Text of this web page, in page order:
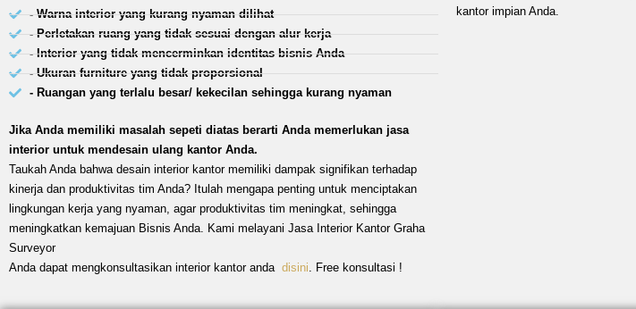
- Warna interior yang kurang nyaman dilihat
- Perletakan ruang yang tidak sesuai dengan alur kerja
- Interior yang tidak mencerminkan identitas bisnis Anda
- Ukuran furniture yang tidak proporsional
- Ruangan yang terlalu besar/ kekecilan sehingga kurang nyaman
Jika Anda memiliki masalah sepeti diatas berarti Anda memerlukan jasa
interior untuk mendesain ulang kantor Anda.
Taukah Anda bahwa desain interior kantor memiliki dampak signifikan terhadap
kinerja dan produktivitas tim Anda? Itulah mengapa penting untuk menciptakan
lingkungan kerja yang nyaman, agar produktivitas tim meningkat, sehingga
meningkatkan kemajuan Bisnis Anda. Kami melayani Jasa Interior Kantor Graha
Surveyor
Anda dapat mengkonsultasikan interior kantor anda disini. Free konsultasi !
kantor impian Anda.